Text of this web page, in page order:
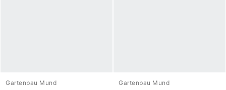
Gartenbau Mund Gartenbau Mund